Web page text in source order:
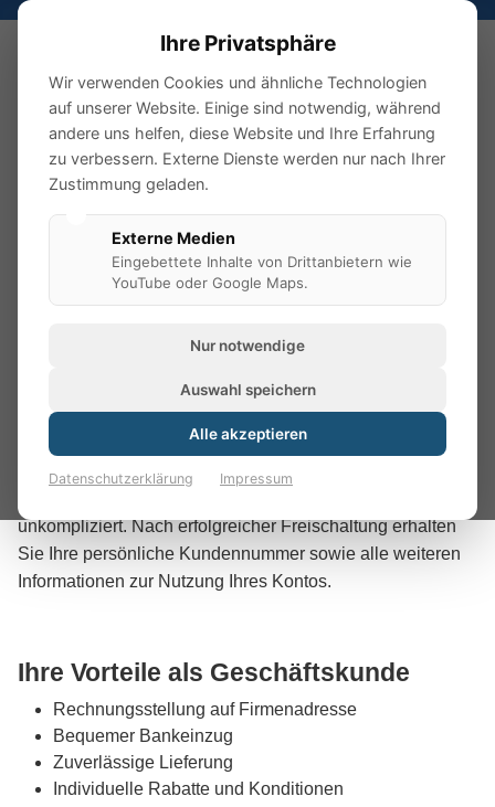
Gewerbliches
Kundenkonto anlegen
Legen Sie hier Ihrgewerbliches Kundenkontobei uns
Registrierung prüfen wir Ihre Angaben und
Kundennummer ein. So werden Sie als Geschäftskunde
bei uns geführt und können unsere Leistungen optimal
nutzen.
unkompliziert. Nach erfolgreicher Freischaltung erhalten
Sie Ihre persönliche Kundennummer sowie alle weiteren
Informationen zur Nutzung Ihres Kontos.
Ihre Vorteile als Geschäftskunde
Rechnungsstellung auf Firmenadresse
Bequemer Bankeinzug
Zuverlässige Lieferung
Individuelle Rabatte und Konditionen
Ihre Privatsphäre
Wir verwenden Cookies und ähnliche Technologien
auf unserer Website. Einige sind notwendig, während
andere uns helfen, diese Website und Ihre Erfahrung
zu verbessern. Externe Dienste werden nur nach Ihrer
Zustimmung geladen.
Externe Medien
Eingebettete Inhalte von Drittanbietern wie
YouTube oder Google Maps.
Nur notwendige
Auswahl speichern
Alle akzeptieren
Datenschutzerklärung Impressum